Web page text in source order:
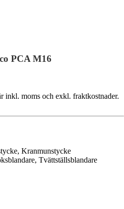
PCA M16
moms och exkl. fraktkostnader.
Kranmunstycke
Tvättställsblandare